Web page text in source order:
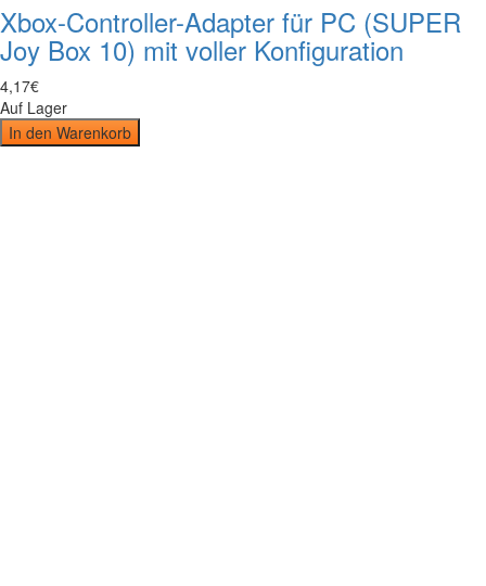
Xbox-Controller-Adapter für PC (SUPER
Joy Box 10) mit voller Konfiguration
4,17€
Auf Lager
In den Warenkorb